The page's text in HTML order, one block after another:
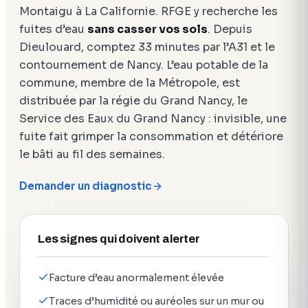
Montaigu à La Californie. RFGE y recherche les
fuites d’eau sans casser vos sols. Depuis
Dieulouard, comptez 33 minutes par l’A31 et le
contournement de Nancy. L’eau potable de la
commune, membre de la Métropole, est
distribuée par la régie du Grand Nancy, le
Service des Eaux du Grand Nancy : invisible, une
fuite fait grimper la consommation et détériore
le bâti au fil des semaines.
Demander un diagnostic
Les signes qui doivent alerter
Facture d’eau anormalement élevée
Traces d’humidité ou auréoles sur un mur ou